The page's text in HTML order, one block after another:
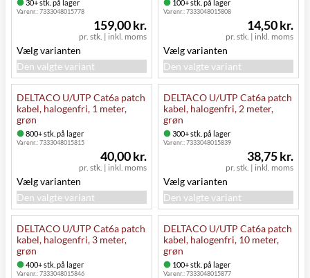
30+ stk. på lager
Varenr.:7333048015778
pr. stk. | inkl. moms
159,00 kr.
Vælg varianten
Den valgte variant
100+ stk. på lager
Varenr.:7333048015808
pr. stk. | inkl. moms
14,50 kr.
Vælg varianten
Den valgte variant
DELTACO U/UTP Cat6a patch
kabel, halogenfri, 1 meter,
grøn
800+ stk. på lager
Varenr.:7333048015815
pr. stk. | inkl. moms
40,00 kr.
Vælg varianten
Den valgte variant
DELTACO U/UTP Cat6a patch
kabel, halogenfri, 2 meter,
grøn
300+ stk. på lager
Varenr.:7333048015839
pr. stk. | inkl. moms
38,75 kr.
Vælg varianten
Den valgte variant
DELTACO U/UTP Cat6a patch
kabel, halogenfri, 3 meter,
grøn
400+ stk. på lager
Varenr.:7333048015846
DELTACO U/UTP Cat6a patch
kabel, halogenfri, 10 meter,
grøn
100+ stk. på lager
Varenr.:7333048015877